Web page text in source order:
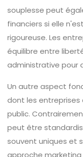
souplesse peut
financiers si elle
rigoureuse. Les
équilibre entre
administrative pour
Un autre aspect
dont les
public.
peut être
souvent uniques et
approche